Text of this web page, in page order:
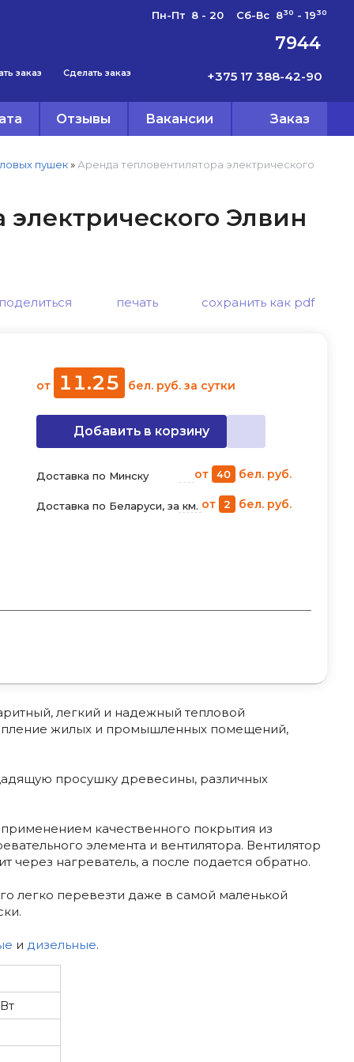
заказ Сделать заказ
Пн-Пт 8 - 20 Сб-Вс 830 - 1930
7944
+375 17 388-42-90
Отзывы Вакансии Заказ
пушек » Аренда тепловентилятора электрического
Элвин
поделиться печать сохранить как pdf
от 11.25 бел. руб. за сутки
Добавить в корзину
Доставка по Минску от 40 бел. руб.
Доставка по Беларуси, за км. от 2 бел. руб.
легкий и надежный тепловой
жилых и промышленных помещений,
просушку древесины, различных
качественного покрытия из
элемента и вентилятора. Вентилятор
через нагреватель, а после подается обратно.
легко перевезти даже в самой маленькой
и дизельные.